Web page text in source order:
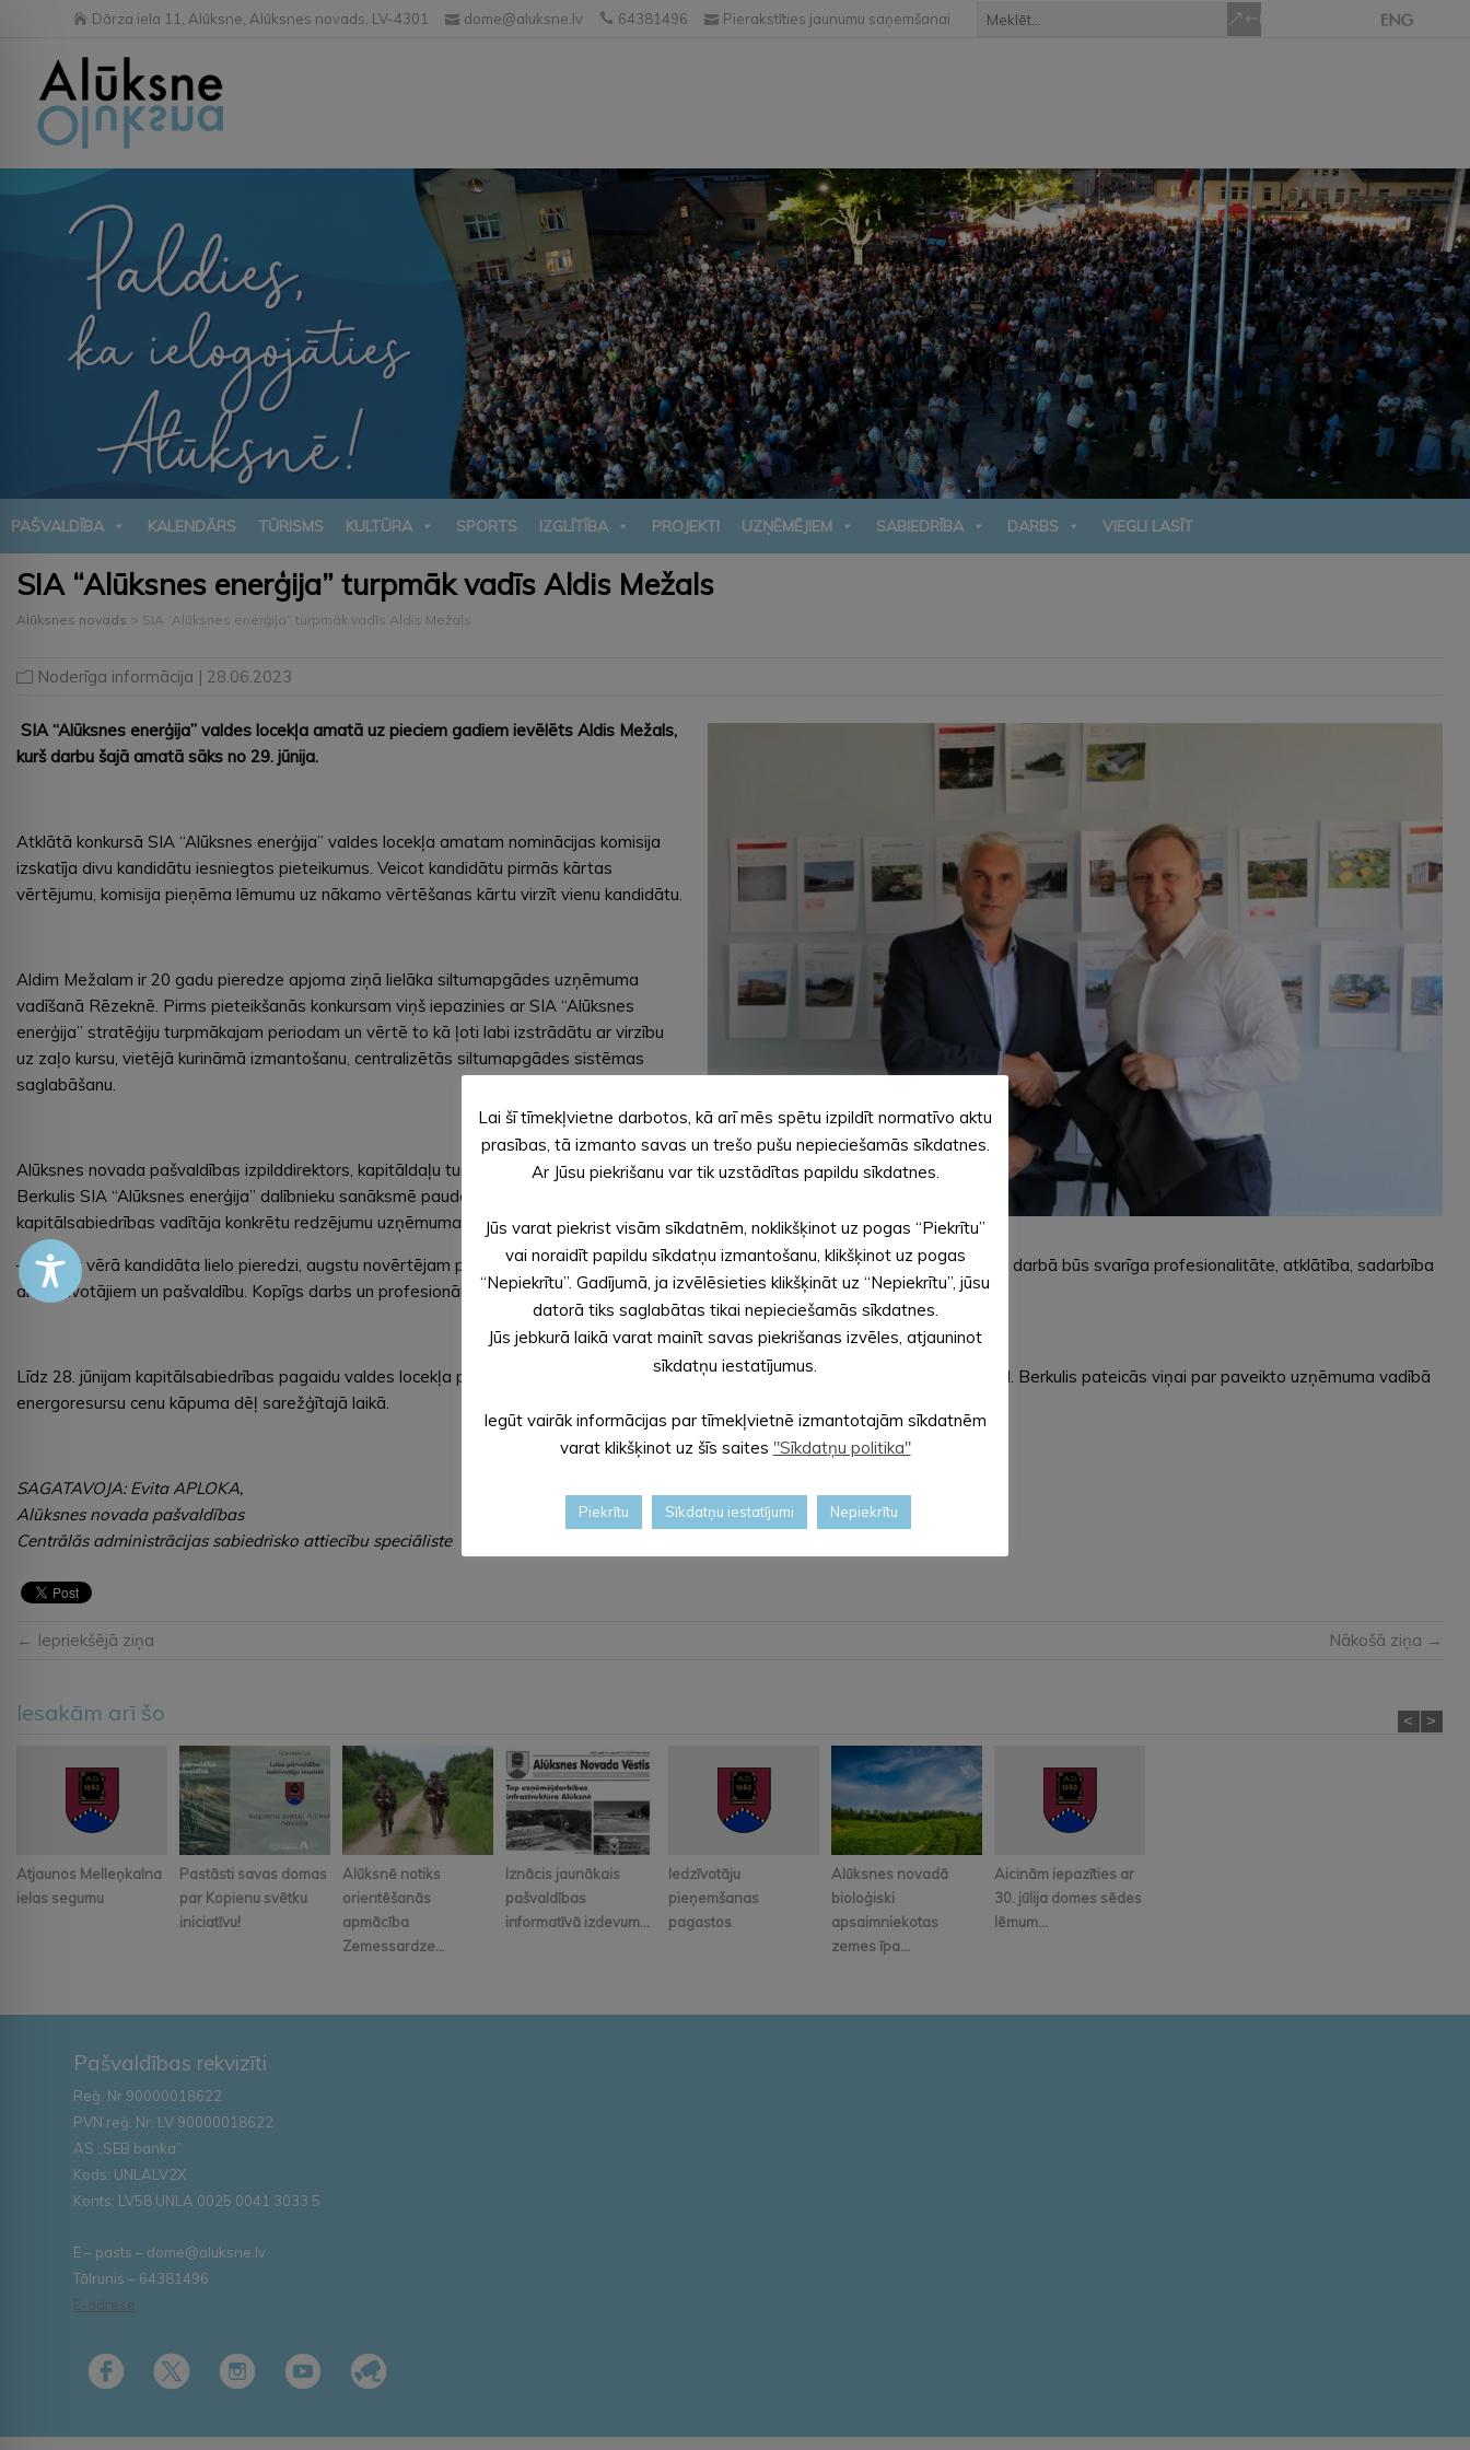
Dārza iela 11, Alūksne, Alūksnes novads, LV-4301 dome@aluksne.lv 64381496 Pierakstīties jaunumu saņemšanai
PAŠVALDĪBA KALENDĀRS TŪRISMS KULTŪRA SPORTS IZGLĪTĪBA PROJEKTI UZŅĒMĒJIEM SABIEDRĪBA DARBS VIEGLI LASĪT
SIA “Alūksnes enerģija” turpmāk vadīs Aldis Mežals
Alūksnes novads > SIA “Alūksnes enerģija” turpmāk vadīs Aldis Mežals
Noderīga informācija | 28.06.2023
SIA “Alūksnes enerģija” valdes locekļa amatā uz pieciem gadiem ievēlēts Aldis Mežals,
kurš darbu šajā amatā sāks no 29. jūnija.
Atklātā konkursā SIA “Alūksnes enerģija” valdes locekļa amatam nominācijas komisija
izskatīja divu kandidātu iesniegtos pieteikumus. Veicot kandidātu pirmās kārtas
vērtējumu, komisija pieņēma lēmumu uz nākamo vērtēšanas kārtu virzīt vienu kandidātu.
Aldim Mežalam ir 20 gadu pieredze apjoma ziņā lielāka siltumapgādes uzņēmuma
vadīšanā Rēzeknē. Pirms pieteikšanās konkursam viņš iepazinies ar SIA “Alūksnes
enerģija” stratēģiju turpmākajam periodam un vērtē to kā ļoti labi izstrādātu ar virzību
uz zaļo kursu, vietējā kurināmā izmantošanu, centralizētās siltumapgādes sistēmas
saglabāšanu.
Alūksnes novada pašvaldības izpilddirektors, kapitāldaļu turētāja pārstāvis Ingus
Berkulis SIA “Alūksnes enerģija” dalībnieku sanāksmē pauda gandarījumu par jaunā
kapitālsabiedrības vadītāja konkrētu redzējumu uzņēmuma darbības attīstībai.
– Ņemot vērā kandidāta lielo pieredzi, augstu novērtējam pieteikšanos SIA “Alūksnes enerģija” valdes locekļa amatam. Turpmākajā darbā būs svarīga profesionalitāte, atklātība, sadarbība
ar iedzīvotājiem un pašvaldību. Kopīgs darbs un profesionāla darbība ļaus mums sasniegt izvirzītos mērķus, – uzsvēra I. Berkulis.
Līdz 28. jūnijam kapitālsabiedrības pagaidu valdes locekļa pienākumus veica Gunita Ozola. Kapitālsabiedrības dalībnieku sanāksmē I. Berkulis pateicās viņai par paveikto uzņēmuma vadībā
energoresursu cenu kāpuma dēļ sarežģītajā laikā.
SAGATAVOJA: Evita APLOKA,
Alūksnes novada pašvaldības
Centrālās administrācijas sabiedrisko attiecību speciāliste
← Iepriekšējā ziņa Nākošā ziņa →
Iesakām arī šo
Atjaunos Melleņkalna
ielas segumu
Pastāsti savas domas
par Kopienu svētku
iniciatīvu!
Alūksnē notiks
orientēšanās
apmācība
Zemessardze...
Iznācis jaunākais
pašvaldības
informatīvā izdevum...
Iedzīvotāju
pieņemšanas
pagastos
Alūksnes novadā
bioloģiski
apsaimniekotas
zemes īpa...
Aicinām iepazīties ar
30. jūlija domes sēdes
lēmum...
< >
Pašvaldības rekvizīti
Reģ. Nr.90000018622
PVN reģ. Nr. LV 90000018622
AS „SEB banka”
Kods: UNLALV2X
Konts: LV58 UNLA 0025 0041 3033 5
E – pasts – dome@aluksne.lv
Tālrunis – 64381496
E-adrese
Lai šī tīmekļvietne darbotos, kā arī mēs spētu izpildīt normatīvo aktu
prasības, tā izmanto savas un trešo pušu nepieciešamās sīkdatnes.
Ar Jūsu piekrišanu var tik uzstādītas papildu sīkdatnes.
Jūs varat piekrist visām sīkdatnēm, noklikšķinot uz pogas “Piekrītu”
vai noraidīt papildu sīkdatņu izmantošanu, klikšķinot uz pogas
“Nepiekrītu”. Gadījumā, ja izvēlēsieties klikšķināt uz “Nepiekrītu”, jūsu
datorā tiks saglabātas tikai nepieciešamās sīkdatnes.
Jūs jebkurā laikā varat mainīt savas piekrišanas izvēles, atjauninot
sīkdatņu iestatījumus.
Iegūt vairāk informācijas par tīmekļvietnē izmantotajām sīkdatnēm
varat klikšķinot uz šīs saites "Sīkdatņu politika"
Piekrītu Sīkdatņu iestatījumi Nepiekrītu